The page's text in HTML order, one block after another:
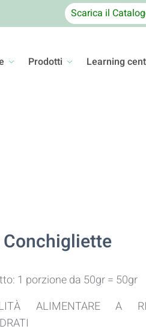
Scarica il
Prodotti Learning
Conchigliette
1 porzione da 50gr = 50gr
ALIMENTARE A